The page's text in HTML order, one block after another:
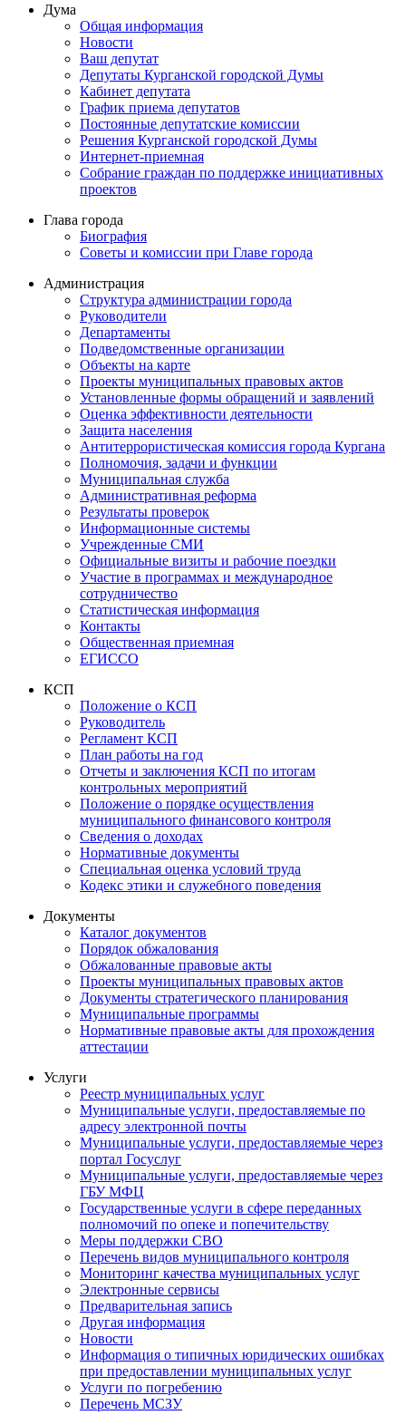
Дума
Общая информация
Новости
Ваш депутат
Депутаты Курганской городской Думы
Кабинет депутата
График приема депутатов
Постоянные депутатские комиссии
Решения Курганской городской Думы
Интернет-приемная
Собрание граждан по поддержке инициативных
проектов
Глава города
Биография
Советы и комиссии при Главе города
Администрация
Структура администрации города
Руководители
Департаменты
Подведомственные организации
Объекты на карте
Проекты муниципальных правовых актов
Установленные формы обращений и заявлений
Оценка эффективности деятельности
Защита населения
Антитеррористическая комиссия города Кургана
Полномочия, задачи и функции
Муниципальная служба
Административная реформа
Результаты проверок
Информационные системы
Учрежденные СМИ
Официальные визиты и рабочие поездки
Участие в программах и международное
сотрудничество
Статистическая информация
Контакты
Общественная приемная
ЕГИССО
КСП
Положение о КСП
Руководитель
Регламент КСП
План работы на год
Отчеты и заключения КСП по итогам
контрольных мероприятий
Положение о порядке осуществления
муниципального финансового контроля
Сведения о доходах
Нормативные документы
Специальная оценка условий труда
Кодекс этики и служебного поведения
Документы
Каталог документов
Порядок обжалования
Обжалованные правовые акты
Проекты муниципальных правовых актов
Документы стратегического планирования
Муниципальные программы
Нормативные правовые акты для прохождения
аттестации
Услуги
Реестр муниципальных услуг
Муниципальные услуги, предоставляемые по
адресу электронной почты
Муниципальные услуги, предоставляемые через
портал Госуслуг
Муниципальные услуги, предоставляемые через
ГБУ МФЦ
Государственные услуги в сфере переданных
полномочий по опеке и попечительству
Меры поддержки СВО
Перечень видов муниципального контроля
Мониторинг качества муниципальных услуг
Электронные сервисы
Предварительная запись
Другая информация
Новости
Информация о типичных юридических ошибках
при предоставлении муниципальных услуг
Услуги по погребению
Перечень МСЗУ